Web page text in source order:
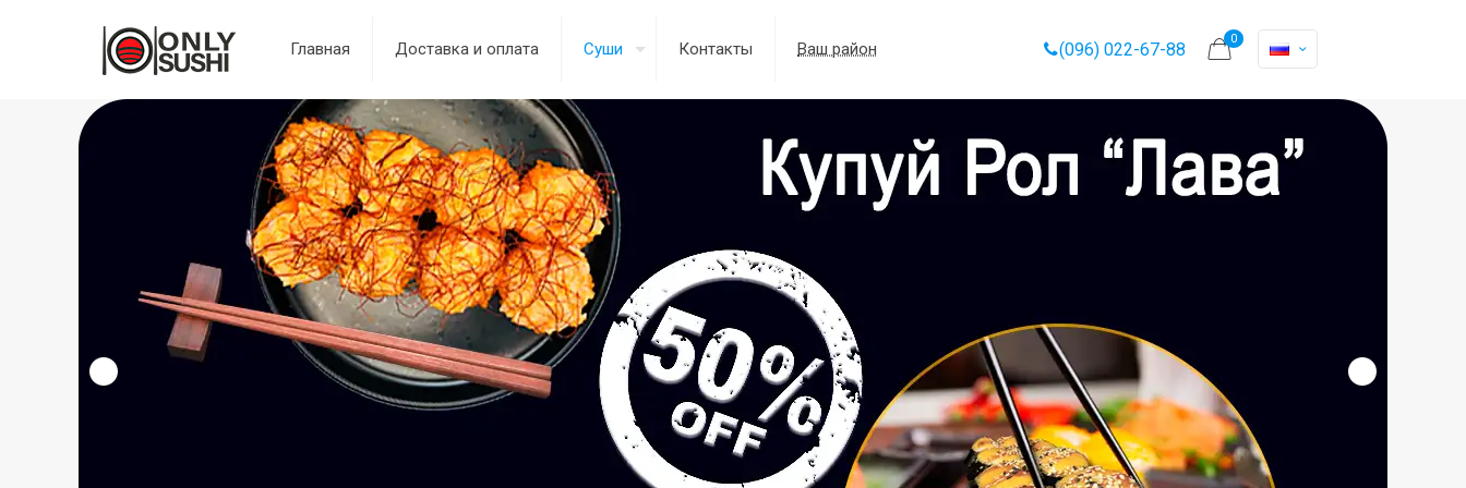
Главная Доставка и оплата Суши Контакты Ваш район (096) 022-67-88
0